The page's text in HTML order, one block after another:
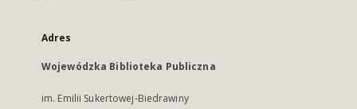
Adres
Wojewódzka Biblioteka Publiczna
im. Emilii Sukertowej-Biedrawiny